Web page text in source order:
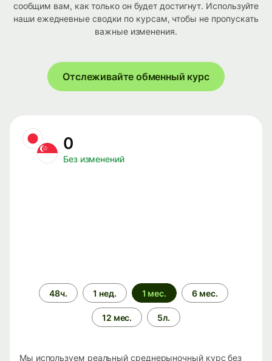
сообщим вам, как только он будет достигнут. Используйте
наши ежедневные сводки по курсам, чтобы не пропускать
важные изменения.
Отслеживайте обменный курс
0
Без изменений
Период
времени
48ч. 1 нед. 1 мес. 6 мес.
12 мес. 5л.
Мы используем реальный среднерыночный курс без